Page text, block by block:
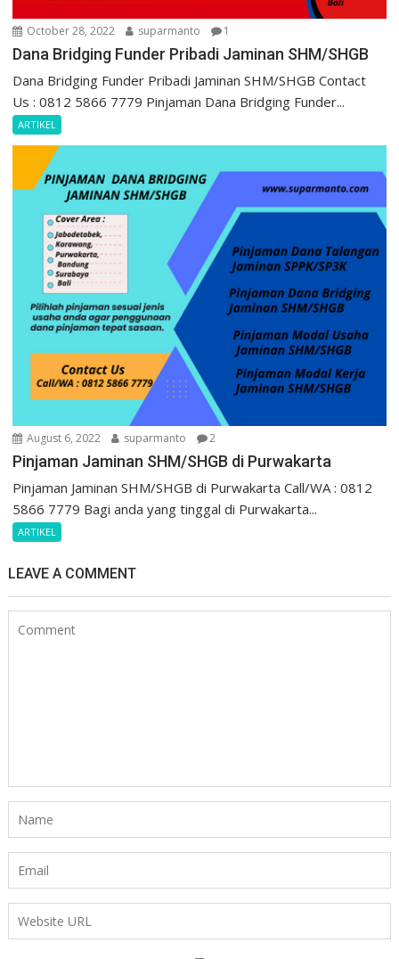
October 28, 2022 suparmanto 1
Dana Bridging Funder Pribadi Jaminan SHM/SHGB
Dana Bridging Funder Pribadi Jaminan SHM/SHGB Contact
Us : 0812 5866 7779 Pinjaman Dana Bridging Funder...
ARTIKEL
August 6, 2022 suparmanto 2
Pinjaman Jaminan SHM/SHGB di Purwakarta
Pinjaman Jaminan SHM/SHGB di Purwakarta Call/WA : 0812
5866 7779 Bagi anda yang tinggal di Purwakarta...
ARTIKEL
LEAVE A COMMENT